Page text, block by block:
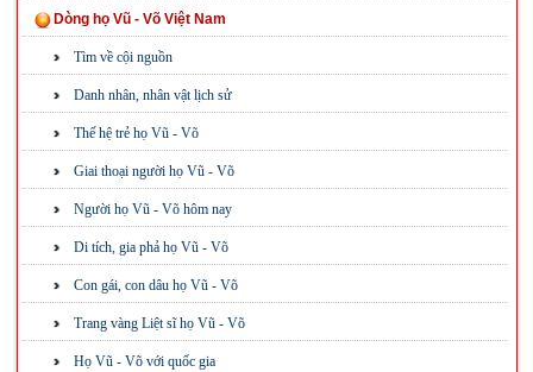
Dòng họ Vũ - Võ Việt Nam
Tìm về cội nguồn
Danh nhân, nhân vật lịch sử
Thế hệ trẻ họ Vũ - Võ
Giai thoại người họ Vũ - Võ
Người họ Vũ - Võ hôm nay
Di tích, gia phả họ Vũ - Võ
Con gái, con dâu họ Vũ - Võ
Trang vàng Liệt sĩ họ Vũ - Võ
Họ Vũ - Võ với quốc gia